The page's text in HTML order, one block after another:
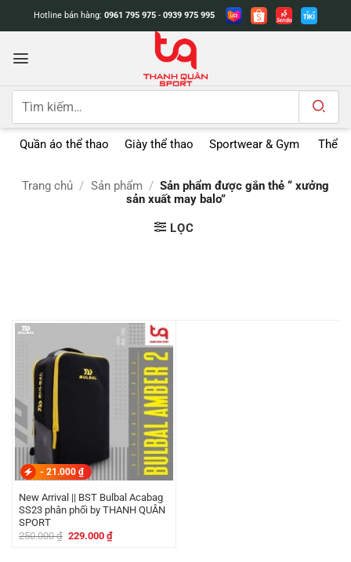
dung
Hotline bán hàng: 0961 795 975 - 0939 975 995
Tìm
Quần áo thể thao Giày thể thao Sportwear & Gym Thể
Trang chủ / Sản phẩm / Sản phẩm được gắn thẻ “ xưởng
sản xuất may balo”
LỌC
- 21.000 ₫
New Arrival || BST Bulbal Acabag
SS23 phân phối by THANH QUÂN
SPORT
250.000₫ Giá
229.000 ₫Giá
hiện